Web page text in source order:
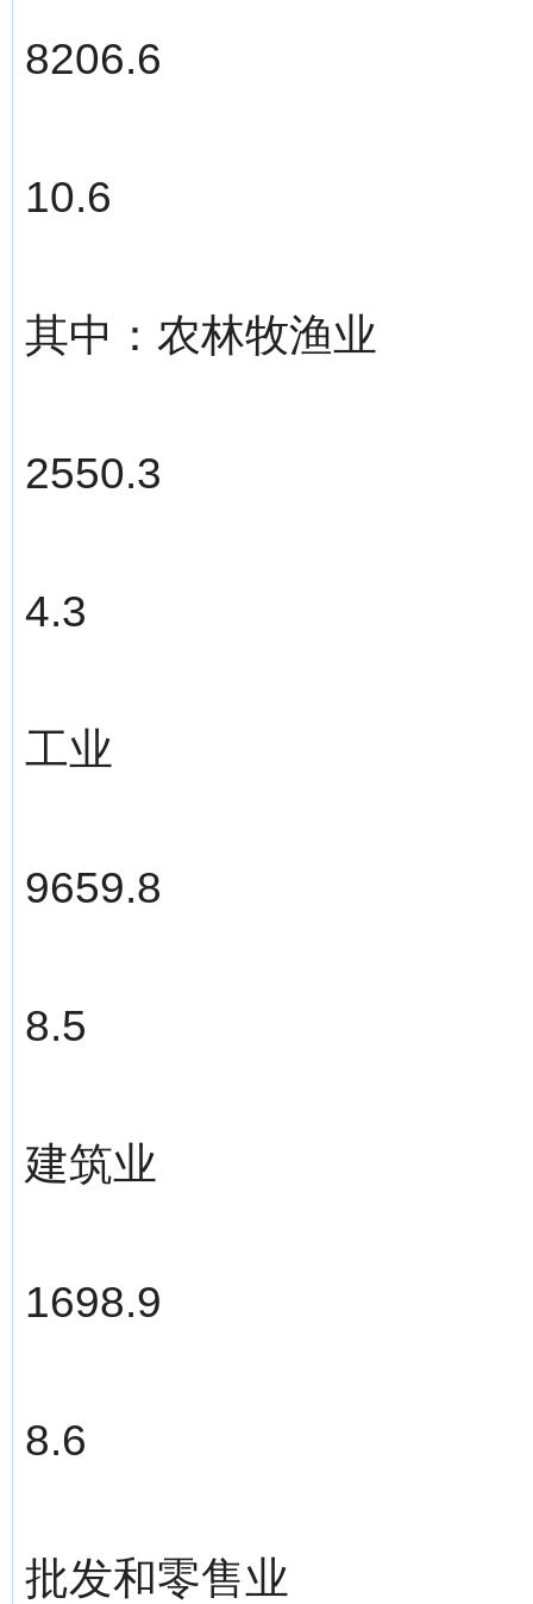
8206.6
10.6
其中：农林牧渔业
2550.3
4.3
工业
9659.8
8.5
建筑业
1698.9
8.6
批发和零售业